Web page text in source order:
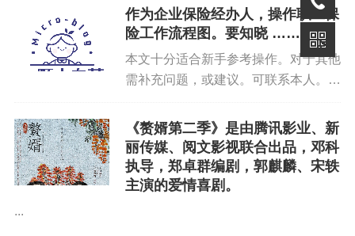
你好优秀经办人微信公众号
作为企业保险经办人，操作职工保
险工作流程图。要知晓 ……
本文十分适合新手参考操作。对于其他
需补充问题，或建议。可联系本人。尚
环节有问题，处理哪个环节。带有
logo 标志的，均附有地址链接。点击
可查...
《赘婿第二季》是由腾讯影业、新
丽传媒、阅文影视联合出品，邓科
执导，郑卓群编剧，郭麒麟、宋轶
主演的爱情喜剧。
...